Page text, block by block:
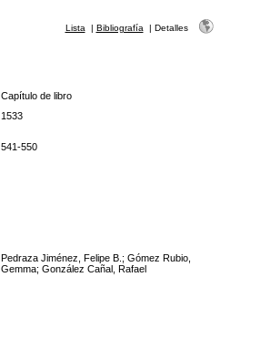
Lista | Bibliografía | Detalles
Capítulo de libro
1533
541-550
Pedraza Jiménez, Felipe B.; Gómez Rubio,
Gemma; González Cañal, Rafael